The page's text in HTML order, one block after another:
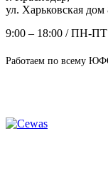
ул. Харьковская дом
9:00 – 18:00 / ПН-ПТ
Работаем по всему